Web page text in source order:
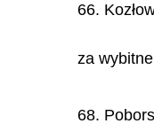
66.
za
68.